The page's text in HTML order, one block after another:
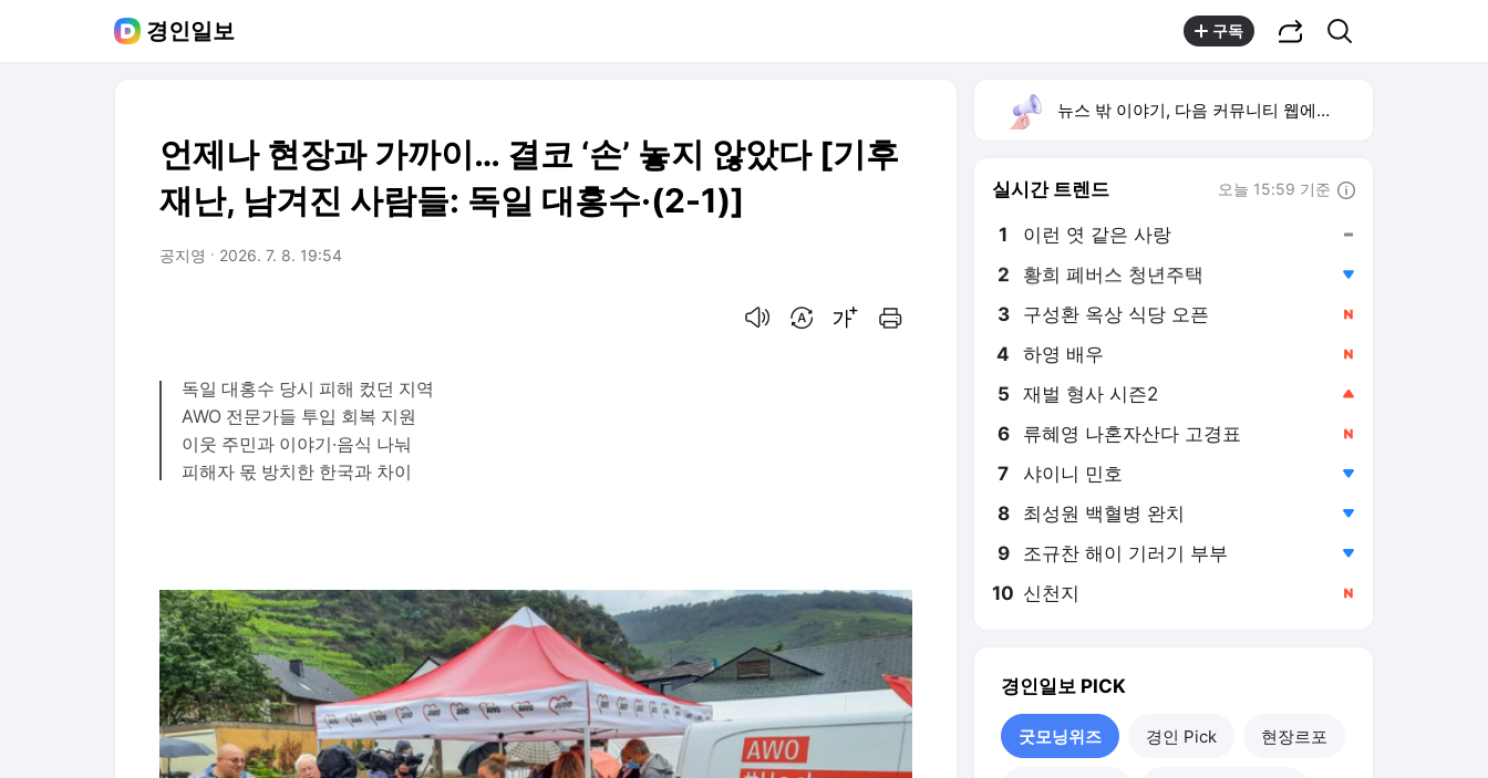
경인일보 구독
언제나 현장과 가까이… 결코 ‘손’ 놓지 않았다 [기후
재난, 남겨진 사람들: 독일 대홍수·(2-1)]
공지영 2026. 7. 8. 19:54
독일 대홍수 당시 피해 컸던 지역
AWO 전문가들 투입 회복 지원
이웃 주민과 이야기·음식 나눠
피해자 몫 방치한 한국과 차이
뉴스 밖 이야기, 다음 커뮤니티 웹에서 보기
실시간 트렌드 오늘 15:59 기준
1 이런 엿 같은 사랑
2 황희 폐버스 청년주택
3 구성환 옥상 식당 오픈
4 하영 배우
5 재벌 형사 시즌2
6 류혜영 나혼자산다 고경표
7 샤이니 민호
8 최성원 백혈병 완치
9 조규찬 해이 기러기 부부
10 신천지
경인일보 PICK
굿모닝위즈 경인 Pick 현장르포